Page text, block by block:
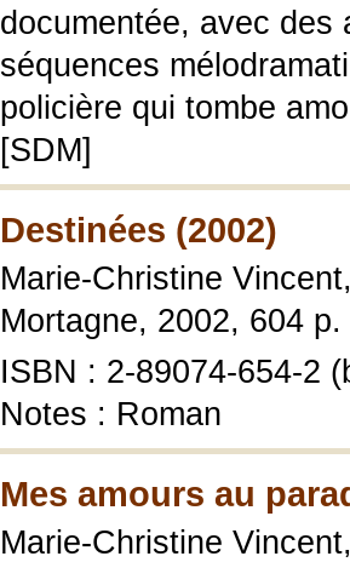
documentée, avec des
séquences
policière qui tombe
[SDM]
Destinées (2002)
Marie-Christine
Mortagne, 2002, 604
ISBN : 2-89074-654-2
Notes : Roman
Mes amours au
Marie-Christine